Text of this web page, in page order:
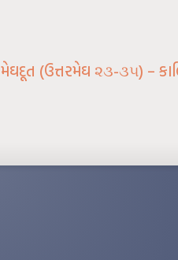
મેઘદૂત (ઉત્તરમેઘ ૨૩-૩૫) –